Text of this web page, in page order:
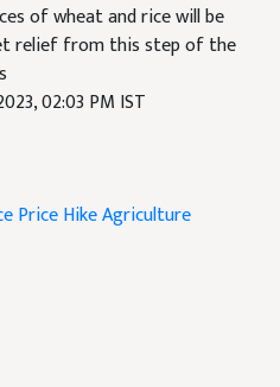
of wheat and rice will be
relief from this step of the
02:03 PM IST
Price HikeAgriculture